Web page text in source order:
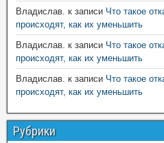
Владислав. к записи Что такое
происходят, как их уменьшить
Владислав. к записи Что такое
происходят, как их уменьшить
Владислав. к записи Что такое
происходят, как их уменьшить
Рубрики